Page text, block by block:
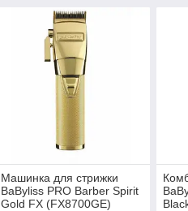
Машинка для стрижки
BaByliss PRO Barber Spirit
Gold FX (FX8700GE)